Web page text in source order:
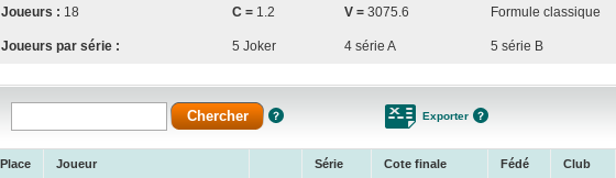
Joueurs : 18 C = 1.2 V = 3075.6 Formule classique
Joueurs par série : 5 Joker 4 série A 5 série B
Exporter
Place Joueur Série Cote finale Fédé Club